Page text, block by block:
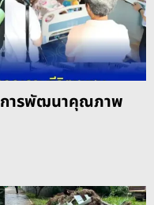
ารพัฒนาคุณภาพ